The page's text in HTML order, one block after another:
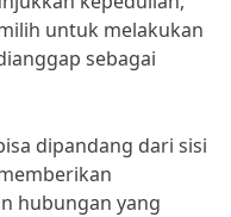
untuk melakukan
sebagai
dipandang dari sisi
hubungan yang